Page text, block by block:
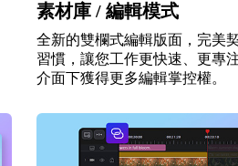
素材庫 / 編輯模式
全新的雙欄式編輯版面，完美
習慣，讓您工作更快速、更專
介面下獲得更多編輯掌控權。